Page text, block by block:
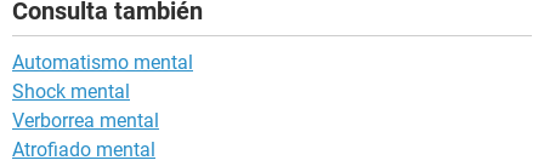
Consulta también
Automatismo mental
Shock mental
Verborrea mental
Atrofiado mental